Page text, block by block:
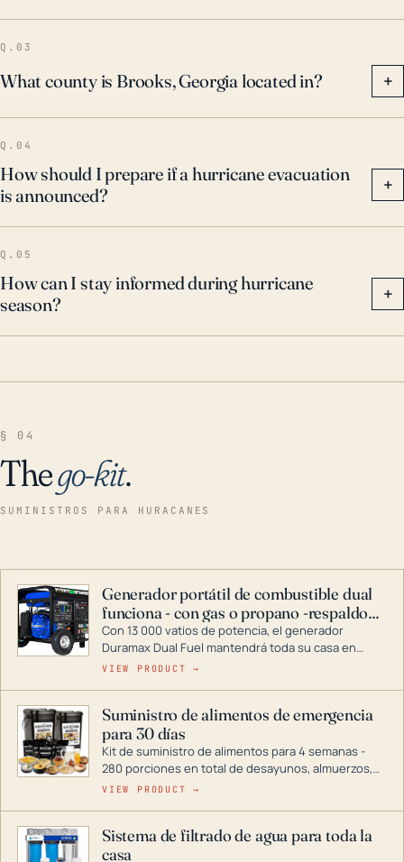
Q.03
What county is Brooks, Georgia located in? +
Q.04
How should I prepare if a hurricane evacuation
is announced?
+
Q.05
How can I stay informed during hurricane
season?
+
§ 04
Thego-kit.
SUMINISTROS PARA HURACANES
Generador portátil de combustible dual
funciona - con gas o propano -respaldo
para el hogar
Con 13 000 vatios de potencia, el generador
Duramax Dual Fuel mantendrá toda su casa en
funcionamiento durante una tormenta o un corte
combustible dual, con una gama completa que
abarca desde inversores digitales hasta
generadores que pueden alimentar toda su casa.
VIEW PRODUCT →
Suministro de alimentos de emergencia
para 30 días
Kit de suministro de alimentos para 4 semanas -
280 porciones en total de desayunos, almuerzos,
cenas y postres. Se puede almacenar durante
VIEW PRODUCT →
Sistema de filtrado de agua para toda la
casa